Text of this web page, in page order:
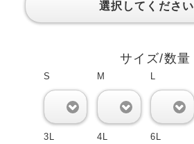
選択してください
サイズ/数量
S M L
3L 4L 6L